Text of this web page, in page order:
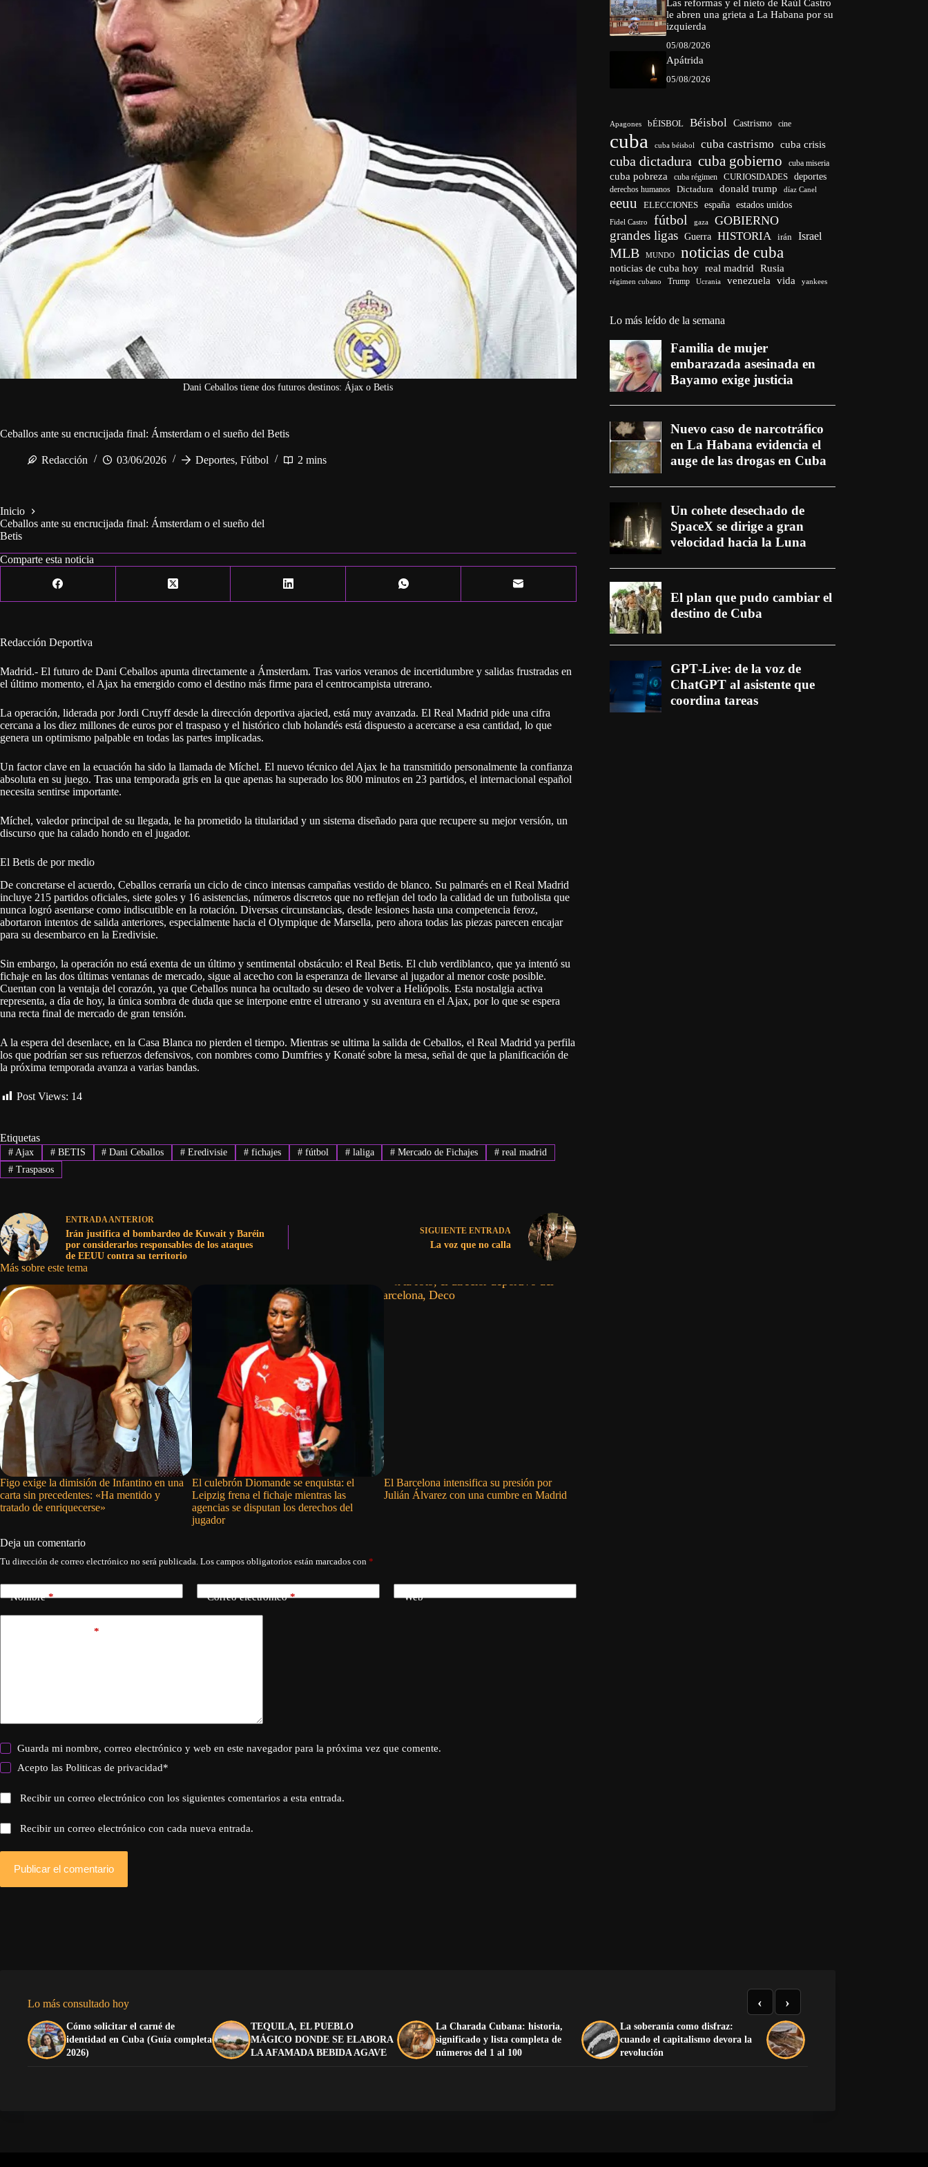
Dani Ceballos tiene dos futuros destinos: Ájax o Betis
Ceballos ante su encrucijada final: Ámsterdam o el sueño del Betis
Redacción 03/06/2026 Deportes, Fútbol 2 mins
Inicio
Ceballos ante su encrucijada final: Ámsterdam o el sueño del
Betis
Comparte esta noticia
Redacción Deportiva
Madrid.- El futuro de Dani Ceballos apunta directamente a Ámsterdam. Tras varios veranos de incertidumbre y salidas frustradas en
el último momento, el Ajax ha emergido como el destino más firme para el centrocampista utrerano.
La operación, liderada por Jordi Cruyff desde la dirección deportiva ajacied, está muy avanzada. El Real Madrid pide una cifra
cercana a los diez millones de euros por el traspaso y el histórico club holandés está dispuesto a acercarse a esa cantidad, lo que
genera un optimismo palpable en todas las partes implicadas.
Un factor clave en la ecuación ha sido la llamada de Míchel. El nuevo técnico del Ajax le ha transmitido personalmente la confianza
absoluta en su juego. Tras una temporada gris en la que apenas ha superado los 800 minutos en 23 partidos, el internacional español
necesita sentirse importante.
Míchel, valedor principal de su llegada, le ha prometido la titularidad y un sistema diseñado para que recupere su mejor versión, un
discurso que ha calado hondo en el jugador.
El Betis de por medio
De concretarse el acuerdo, Ceballos cerraría un ciclo de cinco intensas campañas vestido de blanco. Su palmarés en el Real Madrid
incluye 215 partidos oficiales, siete goles y 16 asistencias, números discretos que no reflejan del todo la calidad de un futbolista que
nunca logró asentarse como indiscutible en la rotación. Diversas circunstancias, desde lesiones hasta una competencia feroz,
abortaron intentos de salida anteriores, especialmente hacia el Olympique de Marsella, pero ahora todas las piezas parecen encajar
para su desembarco en la Eredivisie.
Sin embargo, la operación no está exenta de un último y sentimental obstáculo: el Real Betis. El club verdiblanco, que ya intentó su
fichaje en las dos últimas ventanas de mercado, sigue al acecho con la esperanza de llevarse al jugador al menor coste posible.
Cuentan con la ventaja del corazón, ya que Ceballos nunca ha ocultado su deseo de volver a Heliópolis. Esta nostalgia activa
representa, a día de hoy, la única sombra de duda que se interpone entre el utrerano y su aventura en el Ajax, por lo que se espera
una recta final de mercado de gran tensión.
A la espera del desenlace, en la Casa Blanca no pierden el tiempo. Mientras se ultima la salida de Ceballos, el Real Madrid ya perfila
los que podrían ser sus refuerzos defensivos, con nombres como Dumfries y Konaté sobre la mesa, señal de que la planificación de
la próxima temporada avanza a varias bandas.
Post Views: 14
Etiquetas
#Ajax #BETIS # Dani Ceballos # Eredivisie # fichajes #fútbol #laliga # Mercado de Fichajes # real madrid
#Traspasos
ENTRADAANTERIOR
Irán justifica el bombardeo de Kuwait y Baréin
por considerarlos responsables de los ataques
de EEUU contra su territorio
SIGUIENTE ENTRADA
La voz que no calla
Más sobre este tema
Figo exige la dimisión de Infantino en una
carta sin precedentes: «Ha mentido y
tratado de enriquecerse»
El culebrón Diomande se enquista: el
Leipzig frena el fichaje mientras las
agencias se disputan los derechos del
jugador
El Barcelona intensifica su presión por
Julián Álvarez con una cumbre en Madrid
Deja un comentario
Tu dirección de correo electrónico no será publicada. Los campos obligatorios están marcados con *
Nombre* Correo electrónico* Web
*
Guarda mi nombre, correo electrónico y web en este navegador para la próxima vez que comente.
Acepto lasPoliticas de privacidad*
Recibir un correo electrónico con los siguientes comentarios a esta entrada.
Recibir un correo electrónico con cada nueva entrada.
Publicar el comentario
Las reformas y el nieto de Raúl Castro
le abren una grieta a La Habana por su
izquierda
05/08/2026
Apátrida
05/08/2026
Apagones bÉISBOL Béisbol Castrismo cine
cuba cuba béisbol cuba castrismo cuba crisis
cuba dictadura cuba gobierno cuba miseria
cuba pobreza cuba régimen CURIOSIDADES deportes
derechos humanos Dictadura donald trump díaz Canel
eeuu ELECCIONES españa estados unidos
Fidel Castro fútbol gaza GOBIERNO
grandes ligas Guerra HISTORIA irán Israel
MLB MUNDO noticias de cuba
noticias de cuba hoy real madrid Rusia
régimen cubano Trump Ucrania venezuela vida yankees
Lo más leído de la semana
Lo más consultado hoy
Cómo solicitar el carné de
identidad en Cuba (Guía completa
2026)
TEQUILA, EL PUEBLO
MÁGICO DONDE SE ELABORA
LA AFAMADA BEBIDA AGAVE
La Charada Cubana: historia,
significado y lista completa de
números del 1 al 100
La soberanía como disfraz:
cuando el capitalismo devora la
revolución
La mano que no encendió
‹ ›